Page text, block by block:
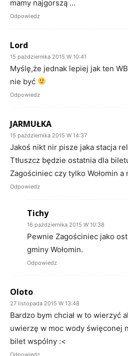
mamy najgorszą …
Odpowiedz
Lord
15 października 2015 W 10:41
Myślę,że jednak lepiej jak ten
nie być
Odpowiedz
JARMUŁKA
15 października 2015 W 14:37
Jakoś nikt nir pisze jaka stacja
Ttłuszcz będzie ostatnia dla
Zagościniec czy tylko Wołomin
Odpowiedz
Tichy
16 października 2015 W 10:38
Pewnie Zagościniec jako
gminy Wołomin.
Odpowiedz
Oloto
27 listopada 2015 W 13:48
Bardzo bym chciał w to wierzyć
uwierzę w moc wody święconej
bilet wspólny :<
Odpowiedz